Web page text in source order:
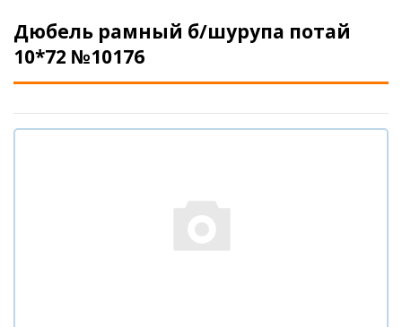
Дюбель рамный б/шурупа потай
10*72 №10176